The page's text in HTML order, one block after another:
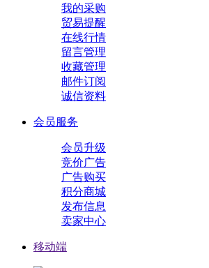
我的采购
贸易提醒
在线行情
留言管理
收藏管理
邮件订阅
诚信资料
会员服务
会员升级
竞价广告
广告购买
积分商城
发布信息
卖家中心
移动端